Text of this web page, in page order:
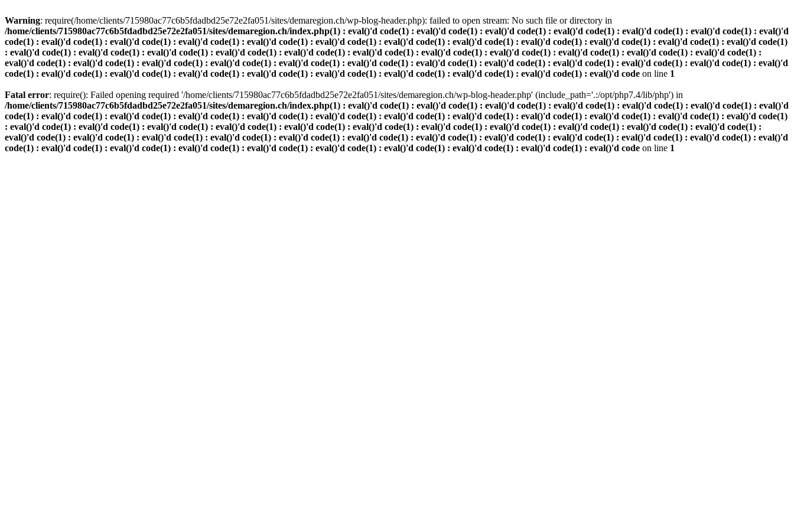
Warning: require(/home/clients/715980ac77c6b5fdadbd25e72e2fa051/sites/demaregion.ch/wp-blog-header.php): failed to open stream: No such file or directory in
/home/clients/715980ac77c6b5fdadbd25e72e2fa051/sites/demaregion.ch/index.php(1) : eval()'d code(1) : eval()'d code(1) : eval()'d code(1) : eval()'d code(1) : eval()'d code(1) : eval()'d code(1) : eval()'d
code(1) : eval()'d code(1) : eval()'d code(1) : eval()'d code(1) : eval()'d code(1) : eval()'d code(1) : eval()'d code(1) : eval()'d code(1) : eval()'d code(1) : eval()'d code(1) : eval()'d code(1) : eval()'d code(1)
: eval()'d code(1) : eval()'d code(1) : eval()'d code(1) : eval()'d code(1) : eval()'d code(1) : eval()'d code(1) : eval()'d code(1) : eval()'d code(1) : eval()'d code(1) : eval()'d code(1) : eval()'d code(1) :
eval()'d code(1) : eval()'d code(1) : eval()'d code(1) : eval()'d code(1) : eval()'d code(1) : eval()'d code(1) : eval()'d code(1) : eval()'d code(1) : eval()'d code(1) : eval()'d code(1) : eval()'d code(1) : eval()'d
code(1) : eval()'d code(1) : eval()'d code(1) : eval()'d code(1) : eval()'d code(1) : eval()'d code(1) : eval()'d code(1) : eval()'d code(1) : eval()'d code(1) : eval()'d code on line 1
Fatal error: require(): Failed opening required '/home/clients/715980ac77c6b5fdadbd25e72e2fa051/sites/demaregion.ch/wp-blog-header.php' (include_path='.:/opt/php7.4/lib/php') in
/home/clients/715980ac77c6b5fdadbd25e72e2fa051/sites/demaregion.ch/index.php(1) : eval()'d code(1) : eval()'d code(1) : eval()'d code(1) : eval()'d code(1) : eval()'d code(1) : eval()'d code(1) : eval()'d
code(1) : eval()'d code(1) : eval()'d code(1) : eval()'d code(1) : eval()'d code(1) : eval()'d code(1) : eval()'d code(1) : eval()'d code(1) : eval()'d code(1) : eval()'d code(1) : eval()'d code(1) : eval()'d code(1)
: eval()'d code(1) : eval()'d code(1) : eval()'d code(1) : eval()'d code(1) : eval()'d code(1) : eval()'d code(1) : eval()'d code(1) : eval()'d code(1) : eval()'d code(1) : eval()'d code(1) : eval()'d code(1) :
eval()'d code(1) : eval()'d code(1) : eval()'d code(1) : eval()'d code(1) : eval()'d code(1) : eval()'d code(1) : eval()'d code(1) : eval()'d code(1) : eval()'d code(1) : eval()'d code(1) : eval()'d code(1) : eval()'d
code(1) : eval()'d code(1) : eval()'d code(1) : eval()'d code(1) : eval()'d code(1) : eval()'d code(1) : eval()'d code(1) : eval()'d code(1) : eval()'d code(1) : eval()'d code on line 1